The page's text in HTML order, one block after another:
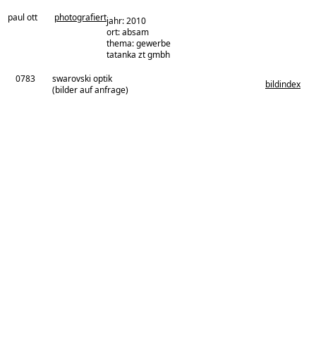
paul ott photografiertjahr: 2010
ort: absam
thema: gewerbe
architekturbüro:
tatanka zt gmbh
0783
swarovski optik
(bilder auf anfrage)
bildindex